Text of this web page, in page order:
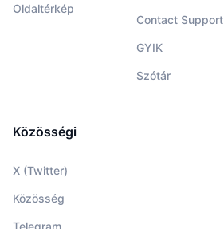
Oldaltérkép
Contact Support
GYIK
Szótár
Közösségi
X (Twitter)
Közösség
Telegram